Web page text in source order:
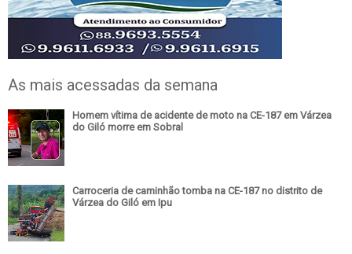
As mais acessadas da semana
Homem vítima de acidente de moto na CE-187 em Várzea
do Giló morre em Sobral
Carroceria de caminhão tomba na CE-187 no distrito de
Várzea do Giló em Ipu